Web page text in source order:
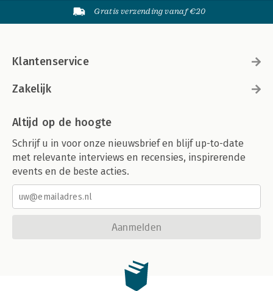
Gratis verzending vanaf €20
Klantenservice
Zakelijk
Altijd op de hoogte
Schrijf u in voor onze nieuwsbrief en blijf up-to-date
met relevante interviews en recensies, inspirerende
events en de beste acties.
Aanmelden